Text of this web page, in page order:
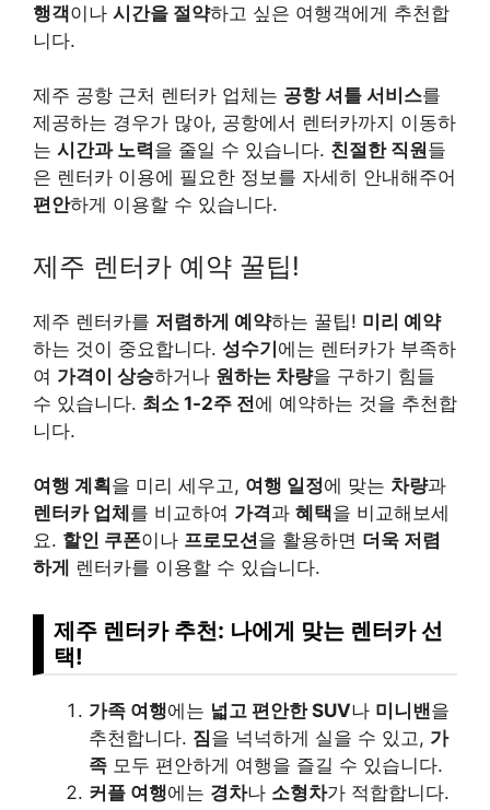
행객이나 시간을 절약하고 싶은 여행객에게 추천합
니다.
제주 공항 근처 렌터카 업체는 공항 셔틀 서비스를
제공하는 경우가 많아, 공항에서 렌터카까지 이동하
는 시간과 노력을 줄일 수 있습니다. 친절한 직원들
은 렌터카 이용에 필요한 정보를 자세히 안내해주어
편안하게 이용할 수 있습니다.
제주 렌터카 예약 꿀팁!
제주 렌터카를 저렴하게 예약하는 꿀팁! 미리 예약
하는 것이 중요합니다. 성수기에는 렌터카가 부족하
여 가격이 상승하거나 원하는 차량을 구하기 힘들
수 있습니다. 최소 1-2주 전에 예약하는 것을 추천합
니다.
여행 계획 을 미리 세우고, 여행 일정에 맞는 차량과
렌터카 업체 를 비교하여 가격과 혜택을 비교해보세
요. 할인 쿠폰이나 프로모션을 활용하면 더욱 저렴
하게
렌터카를 이용할 수 있습니다.
제주 렌터카 추천: 나에게 맞는 렌터카 선
택!
가족 여행에는 넓고 편안한 SUV나 미니밴을
추천합니다. 짐을 넉넉하게 실을 수 있고, 가
족 모두 편안하게 여행을 즐길 수 있습니다.
커플 여행에는 경차나 소형차가 적합합니다.